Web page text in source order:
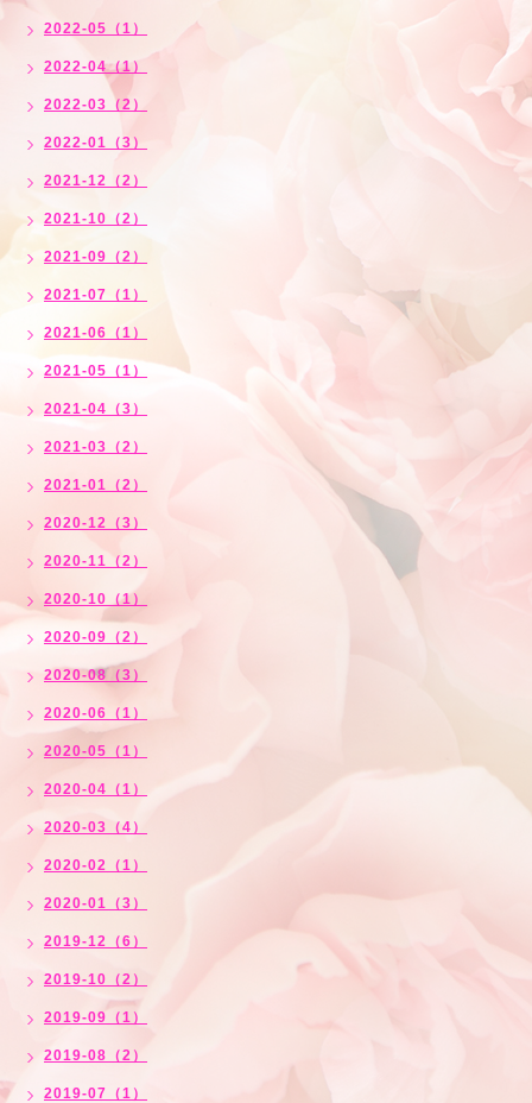
2022-05（1）
2022-04（1）
2022-03（2）
2022-01（3）
2021-12（2）
2021-10（2）
2021-09（2）
2021-07（1）
2021-06（1）
2021-05（1）
2021-04（3）
2021-03（2）
2021-01（2）
2020-12（3）
2020-11（2）
2020-10（1）
2020-09（2）
2020-08（3）
2020-06（1）
2020-05（1）
2020-04（1）
2020-03（4）
2020-02（1）
2020-01（3）
2019-12（6）
2019-10（2）
2019-09（1）
2019-08（2）
2019-07（1）